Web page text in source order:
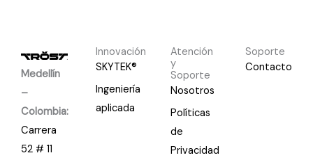
Medellín
–
Colombia:
Carrera
52 # 11
Innovación
SKYTEK®
Ingeniería
aplicada
Atención
y
Soporte
Nosotros
Políticas
de
Privacidad
Soporte
Contacto